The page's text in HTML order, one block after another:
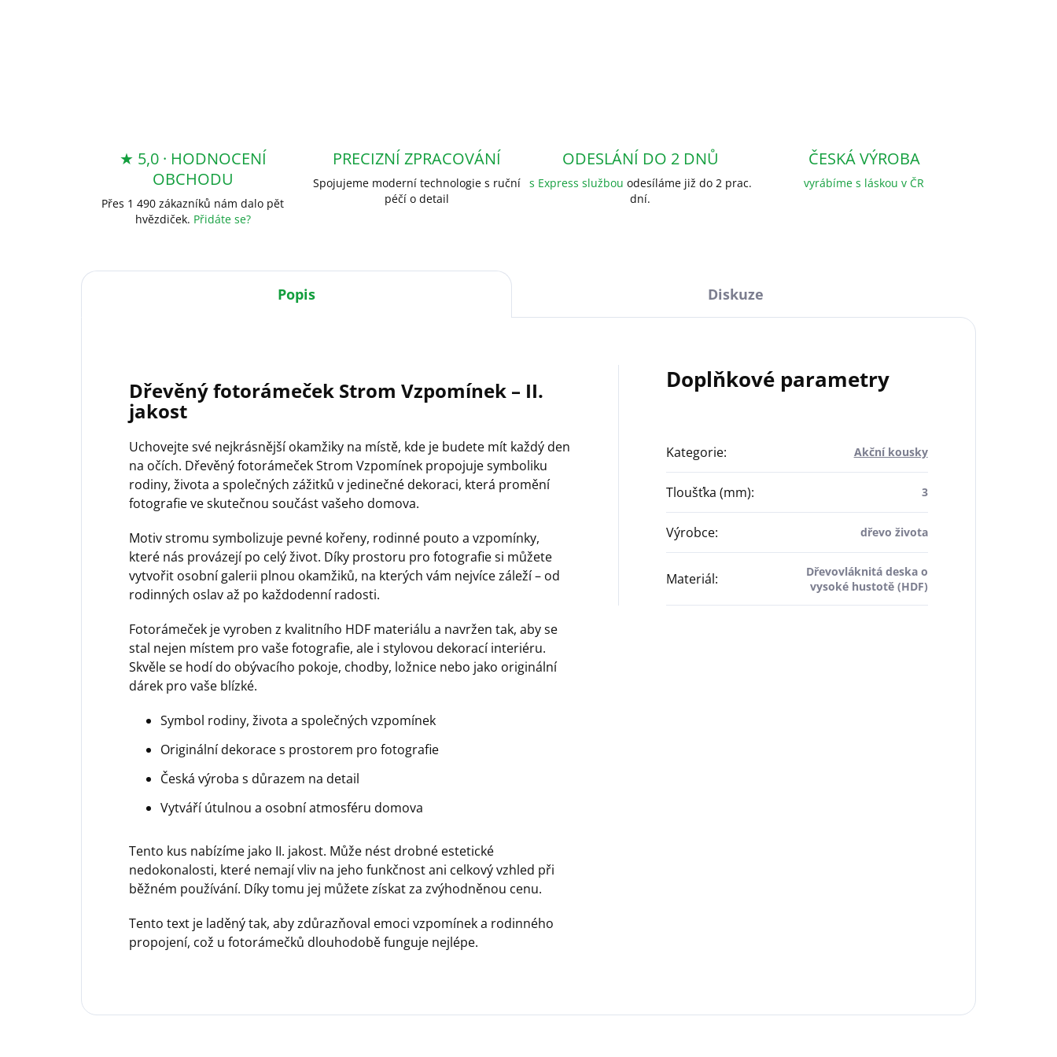
★ 5,0 · HODNOCENÍ
OBCHODU
Přes 1 490 zákazníků nám dalo pět
hvězdiček. Přidáte se?
PRECIZNÍ ZPRACOVÁNÍ
Spojujeme moderní technologie s ruční
péčí o detail
ODESLÁNÍ DO 2 DNŮ
s Express službou odesíláme již do 2 prac.
dní.
ČESKÁ VÝROBA
vyrábíme s láskou v ČR
Popis Diskuze
Dřevěný fotorámeček Strom Vzpomínek – II.
jakost
Uchovejte své nejkrásnější okamžiky na místě, kde je budete mít každý den
na očích. Dřevěný fotorámeček Strom Vzpomínek propojuje symboliku
rodiny, života a společných zážitků v jedinečné dekoraci, která promění
fotografie ve skutečnou součást vašeho domova.
Motiv stromu symbolizuje pevné kořeny, rodinné pouto a vzpomínky,
které nás provázejí po celý život. Díky prostoru pro fotografie si můžete
vytvořit osobní galerii plnou okamžiků, na kterých vám nejvíce záleží – od
rodinných oslav až po každodenní radosti.
Fotorámeček je vyroben z kvalitního HDF materiálu a navržen tak, aby se
stal nejen místem pro vaše fotografie, ale i stylovou dekorací interiéru.
Skvěle se hodí do obývacího pokoje, chodby, ložnice nebo jako originální
dárek pro vaše blízké.
Symbol rodiny, života a společných vzpomínek
Originální dekorace s prostorem pro fotografie
Česká výroba s důrazem na detail
Vytváří útulnou a osobní atmosféru domova
Tento kus nabízíme jako II. jakost. Může nést drobné estetické
nedokonalosti, které nemají vliv na jeho funkčnost ani celkový vzhled při
běžném používání. Díky tomu jej můžete získat za zvýhodněnou cenu.
Tento text je laděný tak, aby zdůrazňoval emoci vzpomínek a rodinného
propojení, což u fotorámečků dlouhodobě funguje nejlépe.
Doplňkové parametry
Kategorie: Akční kousky
Tloušťka (mm): 3
Výrobce: dřevo života
Materiál:
Dřevovláknitá deska o
vysoké hustotě (HDF)